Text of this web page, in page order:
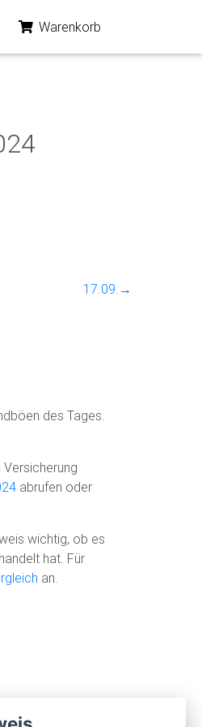
Warenkorb
17.09.→
des Tages.
abrufen oder
wichtig, ob es
hat. Für
an.